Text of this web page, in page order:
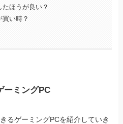
ほうが良い？
い時？
ーミングPC
るゲーミングPCを紹介していき